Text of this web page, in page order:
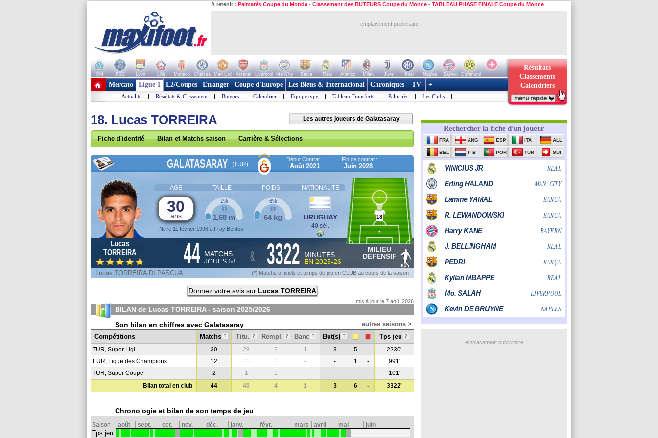
A retenir : Palmarès Coupe du Monde - Classement des BUTEURS Coupe du Monde - TABLEAU PHASE FINALE Coupe du Monde
emplacement publicitaire
OM PSG Lyon Lille Monaco Chelsea Man Utd Arsenal Liverpool ManCity Barca Real Atletico Milan Juve Inter Naples Bayern
Dortmund
+ de clubs
Résultats
Classements
Calendriers
Mercato Ligue 1 L2/Coupes Etranger Coupe d'Europe Les Bleus & International Chroniques TV +
Actualité | Résultats & Classement | Buteurs | Calendrier | Equipe type | Tableau Transferts | Palmarès | Les Clubs |
18. Lucas TORREIRA Les autres joueurs de Galatasaray
Fiche d'identité Bilan et Matchs saison Carrière & Sélections
GALATASARAY (TUR)
Début Contrat :
Août 2021
Fin de contrat :
Juin 2028
AGE TAILLE POIDS NATIONALITE
30
ans
Né le 11 février 1996 à Fray Bentos
1,68 m
1%
64 kg
6%
URUGUAY
40 sél.
18
Lucas
TORREIRA
44 MATCHS
JOUES (*) & 3322
MINUTES
EN 2025-26
MILIEU
DEFENSIF
Lucas TORREIRA DI PASCUA (*) Matchs officiels et temps de jeu en CLUB au cours de la saison
Donnez votre avis sur Lucas TORREIRA
mis à jour le 7 aoû. 2026
BILAN de Lucas TORREIRA - saison 2025/2026
Son bilan en chiffres avec Galatasaray
autres saisons >
Compétitions
Matchs ? Titu. ? Rempl. ? Banc ? But(s) ? Tps jeu ?
TUR, Super Ligi 30 28 2 1 3 5 -
2230'
EUR, Ligue des Champions
12 11 1 - - 1 -
991'
TUR, Super Coupe
2 1 1 - - - -
101'
Bilan total en club
44 40 4 1 3 6 - 3322'
Chronologie et bilan de son temps de jeu
Saison août sept. oct. nov. déc. janv. févr. mars avril mai juin
Tps jeu:
emplacement publicitaire